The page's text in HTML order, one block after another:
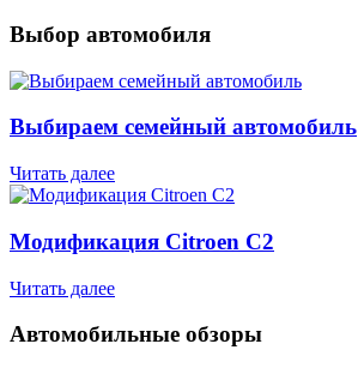
Выбор автомобиля
Выбираем семейный автомобиль
Читать далее
Модификация Citroen С2
Читать далее
Автомобильные обзоры